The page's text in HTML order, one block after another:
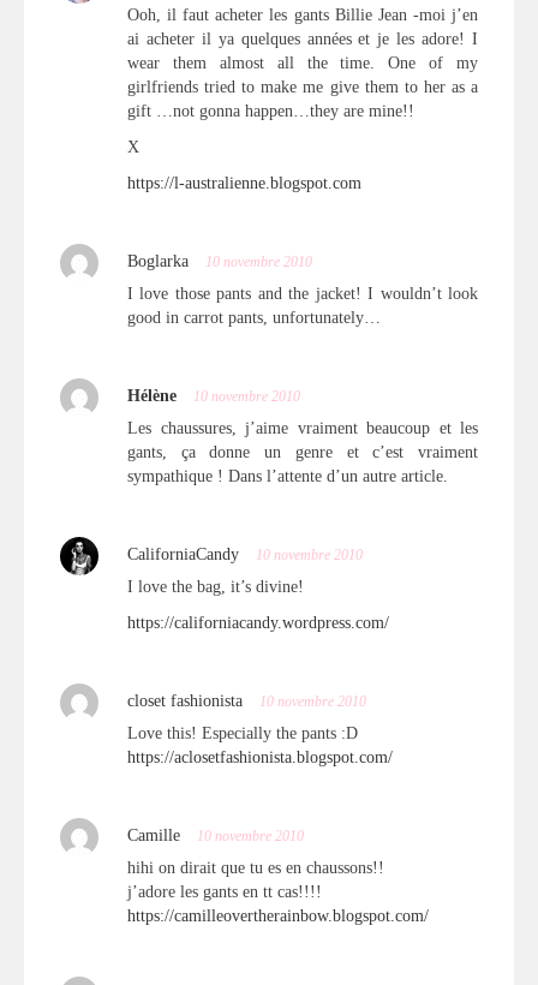
Ooh, il faut acheter les gants Billie Jean -moi j’en
ai acheter il ya quelques années et je les adore! I
wear them almost all the time. One of my
girlfriends tried to make me give them to her as a
gift …not gonna happen…they are mine!!
X
https://l-australienne.blogspot.com
Boglarka 10 novembre 2010
I love those pants and the jacket! I wouldn’t look
good in carrot pants, unfortunately…
Hélène 10 novembre 2010
Les chaussures, j’aime vraiment beaucoup et les
gants, ça donne un genre et c’est vraiment
sympathique ! Dans l’attente d’un autre article.
CaliforniaCandy 10 novembre 2010
I love the bag, it’s divine!
https://californiacandy.wordpress.com/
closet fashionista 10 novembre 2010
Love this! Especially the pants :D
https://aclosetfashionista.blogspot.com/
Camille 10 novembre 2010
hihi on dirait que tu es en chaussons!!
j’adore les gants en tt cas!!!!
https://camilleovertherainbow.blogspot.com/